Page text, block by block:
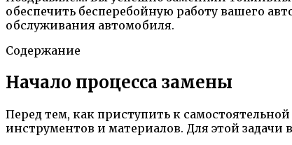
обеспечить бесперебойную работу вашего
обслуживания автомобиля.
Содержание
Начало процесса замены
Перед тем, как приступить к
инструментов и материалов. Для этой задачи